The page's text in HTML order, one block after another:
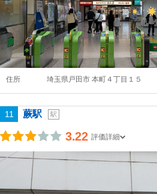
住所 埼玉県戸田市 本町４丁目１５
11 蕨駅 駅
3.22 評価詳細